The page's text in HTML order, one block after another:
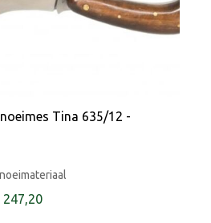
Tina 635/12 -
247,20